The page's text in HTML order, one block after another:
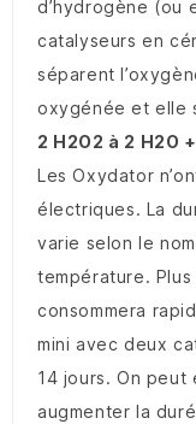
d’hydrogène (ou
catalyseurs en
séparent
oxygénée et elle
2 H2O2 à 2 H2O
Les Oxydator
électriques. La
varie selon le
température. Plus
consommera
mini avec deux
14 jours. On peut
augmenter la